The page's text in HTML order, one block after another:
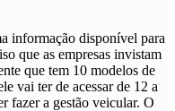
informação disponível para
que as empresas invistam
que tem 10 modelos de
vai ter de acessar de 12 a
fazer a gestão veicular. O